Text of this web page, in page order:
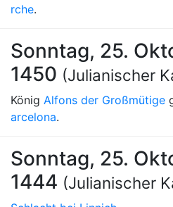
rche.
Sonntag, 25.
1450 (Julianischer
König Alfons der Großmütige
arcelona.
Sonntag, 25.
1444 (Julianischer